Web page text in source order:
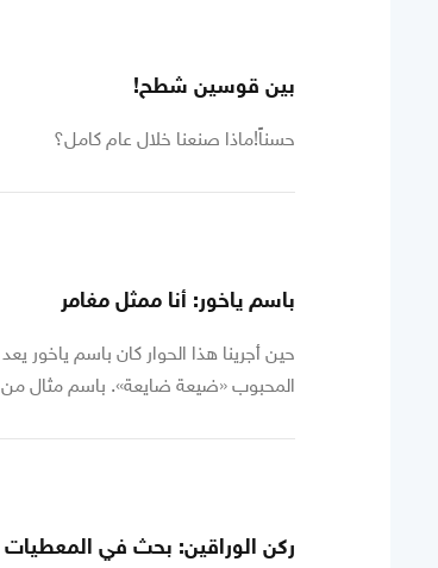
بين قوسين شطح!
حسناً!ماذا صنعنا خلال عام كامل؟
باسم ياخور: أنا ممثل مغامر
حين أجرينا هذا الحوار كان باسم ياخور
المحبوب «ضيعة ضايعة». باسم مثال من
ركن الوراقين: بحث في المعطيات